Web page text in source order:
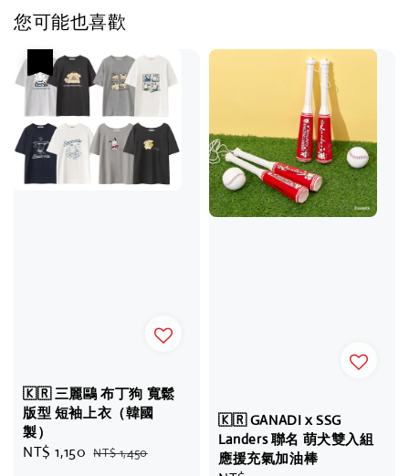
您可能也喜歡
🇰🇷 三麗鷗 布丁狗 寬鬆
版型 短袖上衣（韓國
製）
Sale
NT$ 1,150 Regular
NT$ 1,450
🇰🇷 GANADI x SSG
Landers 聯名 萌犬雙入組
應援充氣加油棒